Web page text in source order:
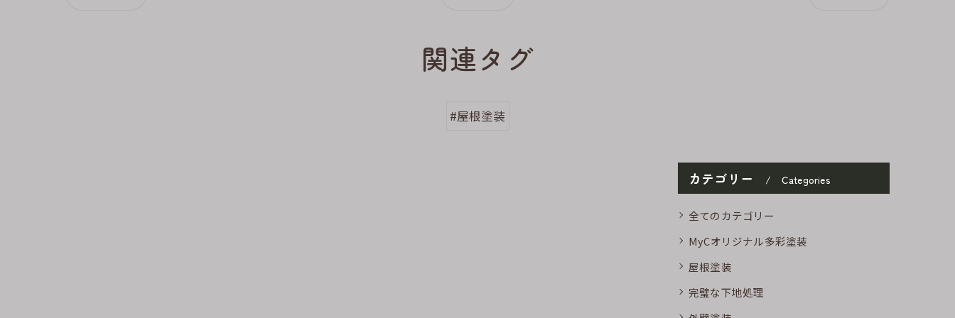
関連タグ
#屋根塗装
カテゴリー Categories
全てのカテゴリー
MyCオリジナル多彩塗装
屋根塗装
完璧な下地処理